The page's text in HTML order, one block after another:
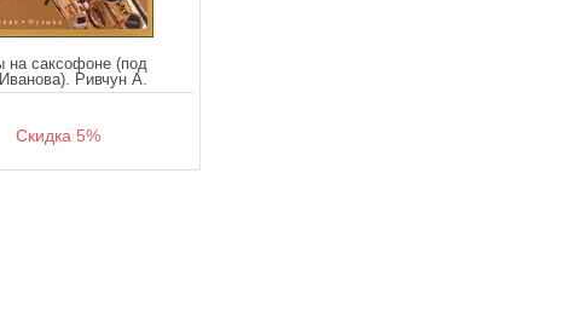
на саксофоне (под
Ривчун А.
Скидка 5%